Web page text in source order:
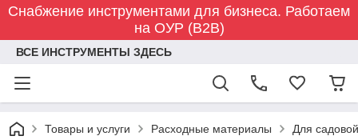
Снабжение инструментами для бизнеса. Работаем
на ОУР (B2B)
ВСЕ ИНСТРУМЕНТЫ ЗДЕСЬ
Товары и услуги Расходные материалы Для